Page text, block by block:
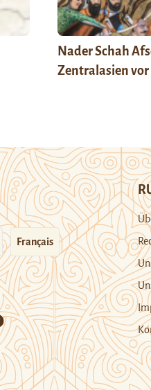
Nader Schah
Zentralasien vor
Français